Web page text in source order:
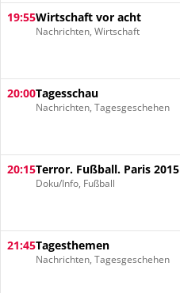
19:55Wirtschaft vor acht
Nachrichten, Wirtschaft
20:00Tagesschau
Nachrichten, Tagesgeschehen
20:15Terror. Fußball. Paris 2015
Doku/Info, Fußball
21:45Tagesthemen
Nachrichten, Tagesgeschehen